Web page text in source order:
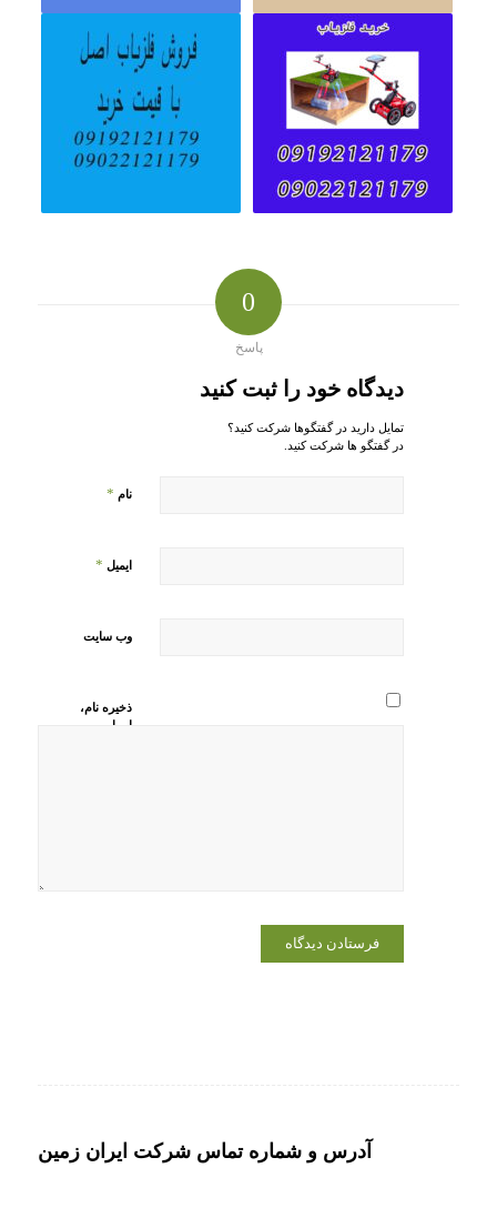
0
پاسخ
دیدگاه خود را ثبت کنید
تمایل دارید در گفتگوها شرکت کنید؟
در گفتگو ها شرکت کنید.
نام *
ایمیل *
وب‌ سایت
ذخیره نام،
ایمیل و
آدرس و شماره تماس شرکت ایران زمین